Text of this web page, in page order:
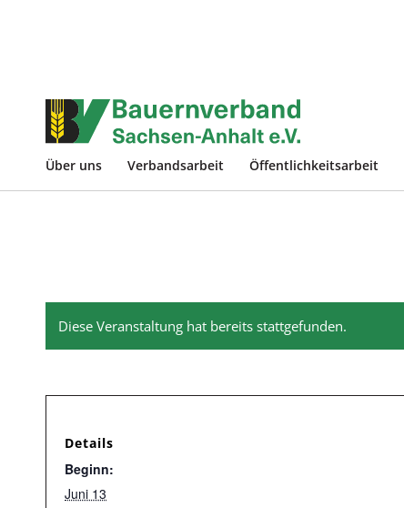
Über uns Verbandsarbeit Öffentlichkeitsarbeit
Diese Veranstaltung hat bereits stattgefunden.
Details
Beginn:
Juni 13